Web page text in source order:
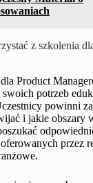
z szkolenia
Product
potrzeb
powinni
i jakie obszary
przez